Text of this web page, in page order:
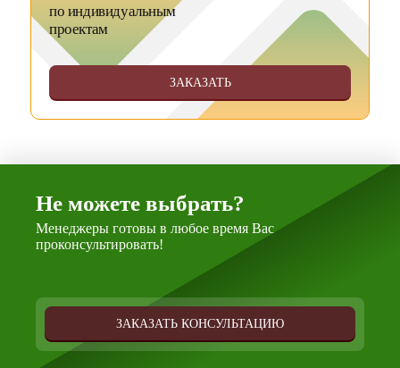
по индивидуальным
проектам
ЗАКАЗАТЬ
Не можете выбрать?
Менеджеры готовы в любое время Вас
проконсультировать!
ЗАКАЗАТЬ КОНСУЛЬТАЦИЮ